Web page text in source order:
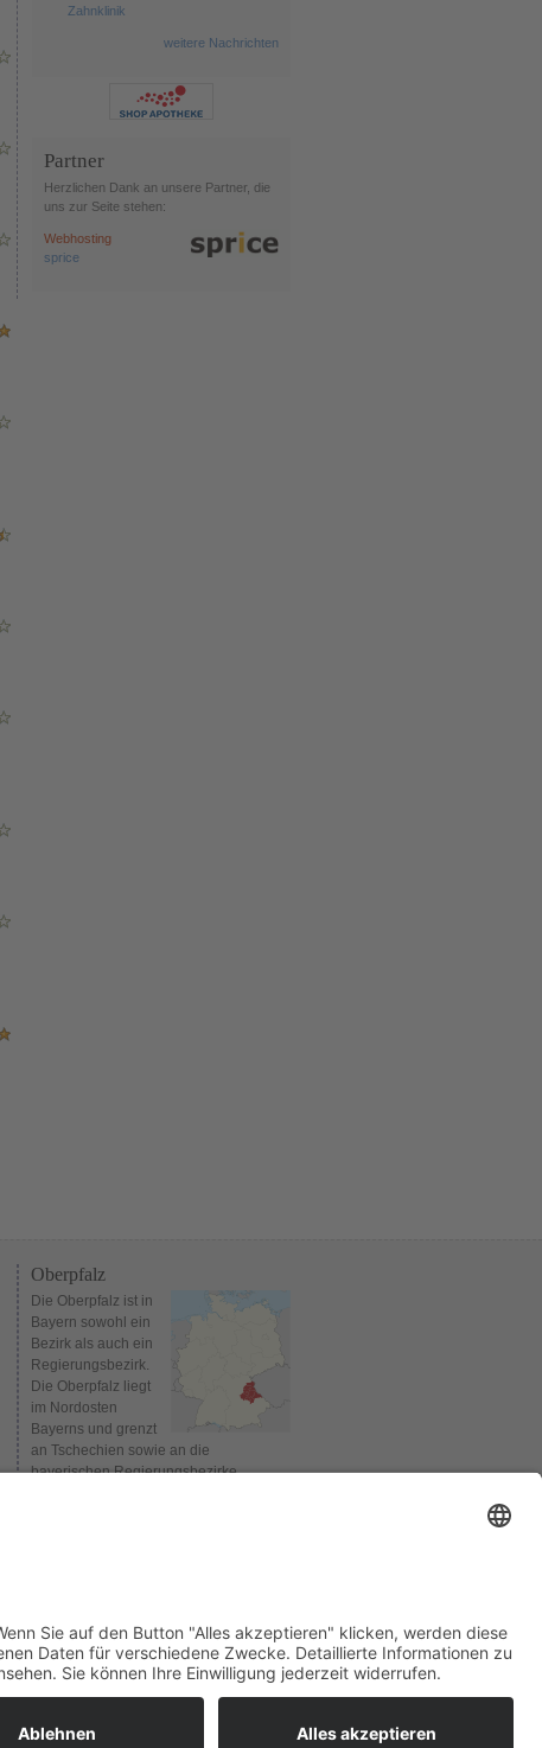
Zahnklinik
weitere Nachrichten
Partner
Herzlichen Dank an unsere Partner, die
uns zur Seite stehen:
Webhosting
sprice
Oberpfalz
Die Oberpfalz ist in
Bayern sowohl ein
Bezirk als auch ein
Regierungsbezirk.
Die Oberpfalz liegt
im Nordosten
Bayerns und grenzt
an Tschechien sowie an die
bayerischen Regierungsbezirke
(Quelle:Wikipedia )